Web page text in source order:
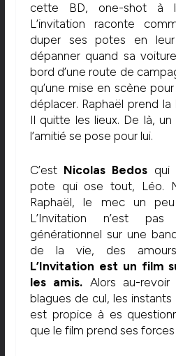
cette BD, one-shot à
L’invitation raconte
duper ses potes en
dépanner quand sa
bord d’une route de
qu’une mise en scène
déplacer. Raphaël prend
Il quitte les lieux. De là,
l’amitié se pose pour lui.
C’est Nicolas Bedos qui
pote qui ose tout, Léo.
Raphaël, le mec un
L’Invitation n’est
générationnel sur une
de la vie, des
L’Invitation est un film
les amis. Alors au-revoir
blagues de cul, les
est propice à es
que le film prend ses